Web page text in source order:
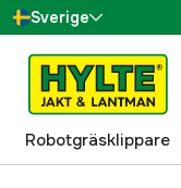
Sverige
Danmark
Suomi
Norge
Robotgräsklippare